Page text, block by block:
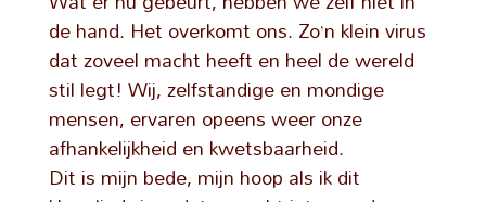
de hand. Het overkomt ons. Zo’n klein virus
dat zoveel macht heeft en heel de wereld
stil legt! Wij, zelfstandige en mondige
mensen, ervaren opeens weer onze
afhankelijkheid en kwetsbaarheid.
Dit is mijn bede, mijn hoop als ik dit